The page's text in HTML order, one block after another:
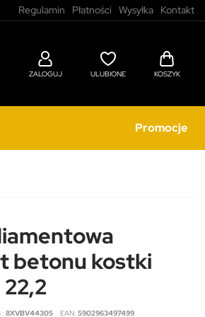
Regulamin Płatności Wysyłka Kontakt
ZALOGUJ ULUBIONE KOSZYK
Promocje
betonu kostki
8XVBV44305 EAN 5902963497499